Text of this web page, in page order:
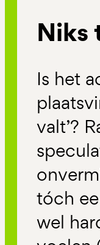
Niks
Is het
valt’?
tóch
wel